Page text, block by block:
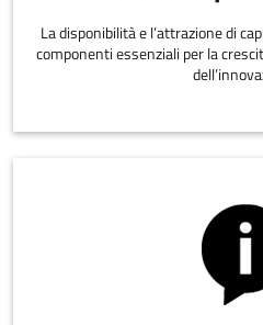
La disponibilità e l’attrazione di
componenti essenziali per la